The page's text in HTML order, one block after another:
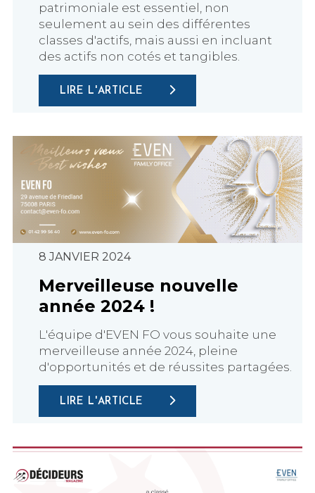
patrimoniale est essentiel, non
seulement au sein des différentes
classes d'actifs, mais aussi en incluant
des actifs non cotés et tangibles.
LIRE L'ARTICLE
8 JANVIER 2024
Merveilleuse nouvelle
année 2024 !
L'équipe d'EVEN FO vous souhaite une
merveilleuse année 2024, pleine
d'opportunités et de réussites partagées.
LIRE L'ARTICLE